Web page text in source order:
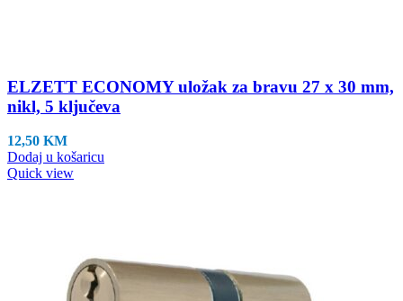
ELZETT ECONOMY uložak za bravu 27 x 30 mm,
nikl, 5 ključeva
12,50 KM
Dodaj u košaricu
Quick view